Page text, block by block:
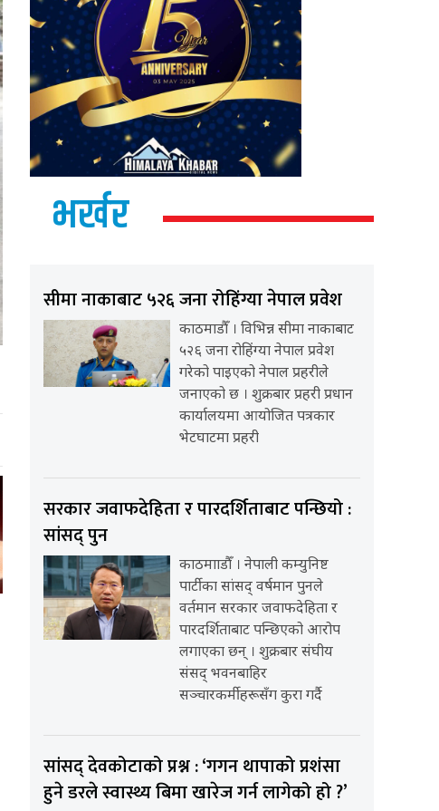
भर्खर
सीमा नाकाबाट ५२६ जना रोहिंग्या नेपाल प्रवेश
काठमाडौँ । विभिन्न सीमा नाकाबाट
५२६ जना रोहिंग्या नेपाल प्रवेश
गरेको पाइएको नेपाल प्रहरीले
जनाएको छ । शुक्रबार प्रहरी प्रधान
कार्यालयमा आयोजित पत्रकार
भेटघाटमा प्रहरी
सरकार जवाफदेहिता र पारदर्शिताबाट पन्छियो :
सांसद् पुन
काठमााडौँ । नेपाली कम्युनिष्ट
पार्टीका सांसद् वर्षमान पुनले
वर्तमान सरकार जवाफदेहिता र
पारदर्शिताबाट पन्छिएको आरोप
लगाएका छन् । शुक्रबार संघीय
संसद् भवनबाहिर
सञ्चारकर्मीहरूसँग कुरा गर्दै
सांसद् देवकोटाको प्रश्न : ‘गगन थापाको प्रशंसा
हुने डरले स्वास्थ्य बिमा खारेज गर्न लागेको हो ?’